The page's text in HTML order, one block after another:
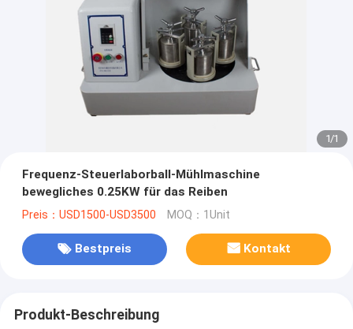
1/1
Frequenz-Steuerlaborball-Mühlmaschine
bewegliches 0.25KW für das Reiben
Preis：USD1500-USD3500 MOQ：1Unit
Bestpreis Kontakt
Produkt-Beschreibung